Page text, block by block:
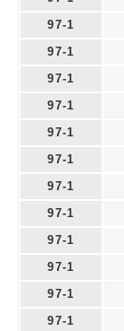
97-1
97-1
97-1
97-1
97-1
97-1
97-1
97-1
97-1
97-1
97-1
97-1